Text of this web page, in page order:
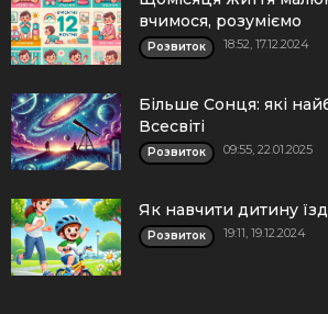
вчимося, розуміємо
Розвиток 18:52, 17.12.2024
Більше Сонця: які
Всесвіті
Розвиток 09:55, 22.01.2025
Як навчити дитину
Розвиток 19:11, 19.12.2024